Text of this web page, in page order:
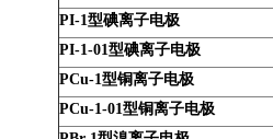
PI-1型碘离子电极
PI-1-01型碘离子电极
PCu-1型铜离子电极
PCu-1-01型铜离子电极